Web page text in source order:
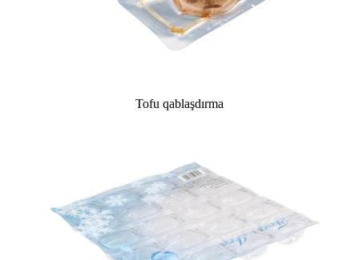
Tofu qablaşdırma